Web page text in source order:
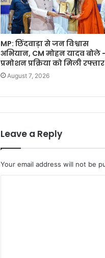
MP: छिंदवाड़ा से जन विश्वास
अभियान, CM मोहन यादव बोले
प्रमोशन प्रक्रिया को मिली रफ्तार
August 7, 2026
Leave a Reply
Your email address will not be